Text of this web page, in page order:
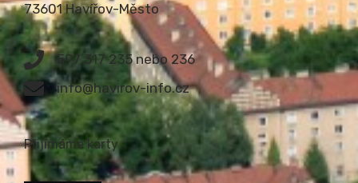
73601 Havířov-Město
597 317 235 nebo 236
info@havirov-info.cz
Přijímáme karty